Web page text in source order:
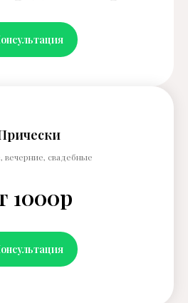
вечерние, свадебные
1000р